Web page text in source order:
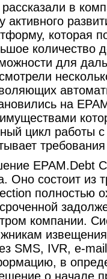
рассказали в
активного
которая
количество
для
на
цикл работы
EPAM.Debt
Оно состоит из
полностью
компании.
SMS, IVR, e-
в
о начале